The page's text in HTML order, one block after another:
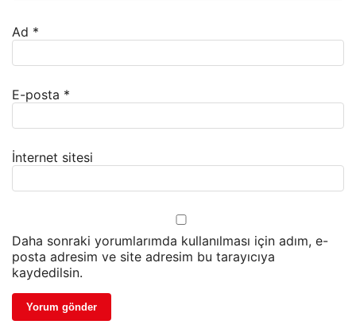
Ad *
E-posta *
İnternet sitesi
Daha sonraki yorumlarımda kullanılması için adım, e-
posta adresim ve site adresim bu tarayıcıya
kaydedilsin.